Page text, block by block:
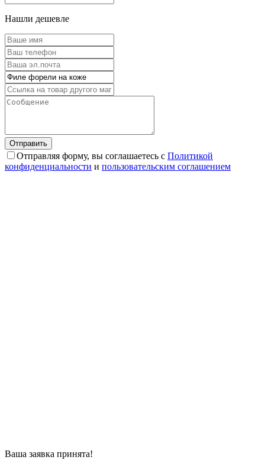
Нашли дешевле
Отправляя форму, вы соглашаетесь с Политикой
конфиденциальности и пользовательским соглашением
Ваша заявка принята!